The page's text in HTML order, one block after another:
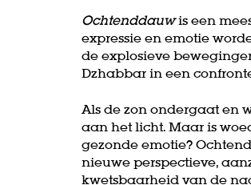
Ochtenddauwis een
expressie en emotie
de explosieve
Dzhabbar in een
Als de zon ondergaat en
aan het licht. Maar is
gezonde emotie?
nieuwe perspectieve,
kwetsbaarheid van de